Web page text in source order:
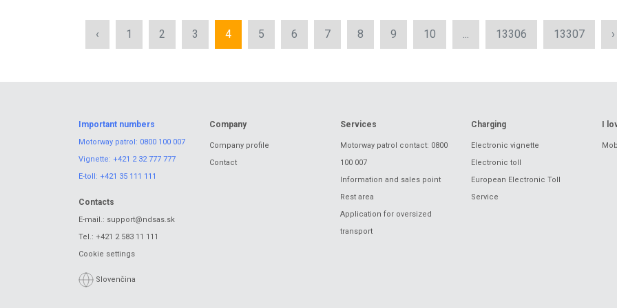
‹ 1 2 3 4 5 6 7 8 9 10 ... 13306 13307 ›
Important numbers
Motorway patrol: 0800 100 007
Vignette: +421 2 32 777 777
E-toll: +421 35 111 111
Contacts
E-mail.: support@ndsas.sk
Tel.: +421 2 583 11 111
Cookie settings
Slovenčina
Company
Company profile
Contact
Services
Motorway patrol contact: 0800
100 007
Information and sales point
Rest area
Application for oversized
transport
Charging
Electronic vignette
Electronic toll
European Electronic Toll
Service
I